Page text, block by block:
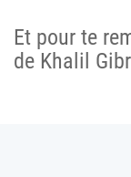
Et pour te
de Khalil